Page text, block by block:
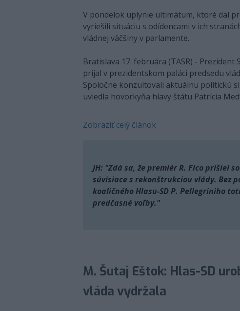
V pondelok uplynie ultimátum, ktoré dal
vyriešili situáciu s odídencami v ich
vládnej väčšiny v parlamente.
Bratislava 17. februára (TASR) -
prijal v prezidentskom paláci predsedu
Spoločne konzultovali aktuálnu politickú
uviedla hovorkyňa hlavy štátu Patrícia
Zobraziť celý článok
JH: "Zdá sa, že premiér R. Fico prišiel
súvisiace s rekonštrukciou vlády. Bez
koaličného Hlasu-SD P. Pellegriniho
predčasné voľby."
M. Šutaj Eštok: Hlas-SD
vláda vydržala